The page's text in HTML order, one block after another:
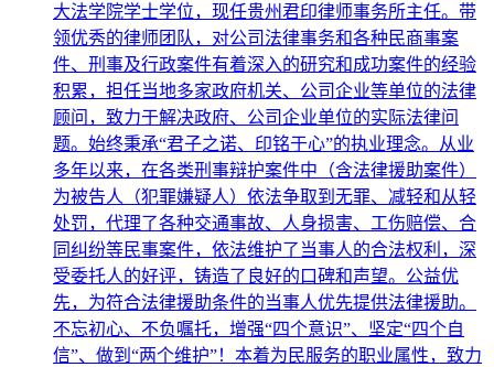
大法学院学士学位，现任贵州君印律师事务所主任。带
领优秀的律师团队，对公司法律事务和各种民商事案
件、刑事及行政案件有着深入的研究和成功案件的经验
积累，担任当地多家政府机关、公司企业等单位的法律
顾问，致力于解决政府、公司企业单位的实际法律问
题。始终秉承“君子之诺、印铭于心”的执业理念。从业
多年以来，在各类刑事辩护案件中（含法律援助案件）
为被告人（犯罪嫌疑人）依法争取到无罪、减轻和从轻
处罚，代理了各种交通事故、人身损害、工伤赔偿、合
同纠纷等民事案件，依法维护了当事人的合法权利，深
受委托人的好评，铸造了良好的口碑和声望。公益优
先，为符合法律援助条件的当事人优先提供法律援助。
不忘初心、不负嘱托，增强“四个意识”、坚定“四个自
信”、做到“两个维护”！本着为民服务的职业属性，致力